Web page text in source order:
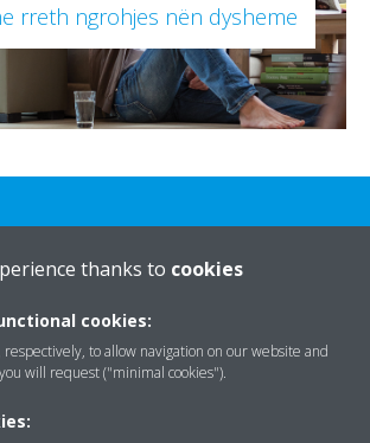
rreth ngrohjes nën dysheme
thanks to cookies
cookies:
respectively, to allow navigation on our website and
will request ("minimal cookies").